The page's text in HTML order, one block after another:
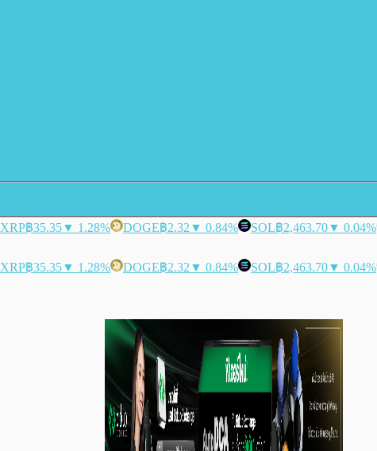
XRP฿35.35▼ 1.28% DOGE฿2.32 ▼ 0.84% SOL฿2,463.70▼ 0.04%
XRP฿35.35▼ 1.28% DOGE฿2.32 ▼ 0.84% SOL฿2,463.70▼ 0.04%